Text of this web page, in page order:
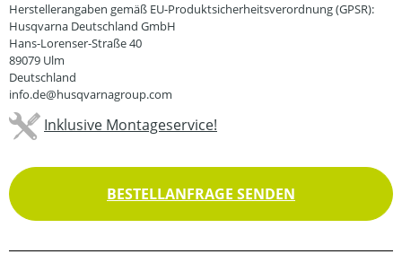
Herstellerangaben gemäß EU-Produktsicherheitsverordnung (GPSR):
Husqvarna Deutschland GmbH
Hans-Lorenser-Straße 40
89079 Ulm
Deutschland
info.de@husqvarnagroup.com
Inklusive Montageservice!
BESTELLANFRAGE SENDEN